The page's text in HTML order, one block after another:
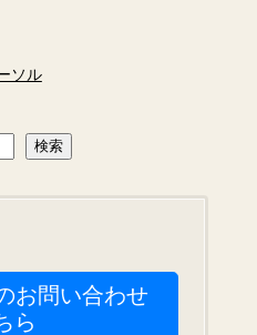
ソル
検索
お問い合わせ
ら